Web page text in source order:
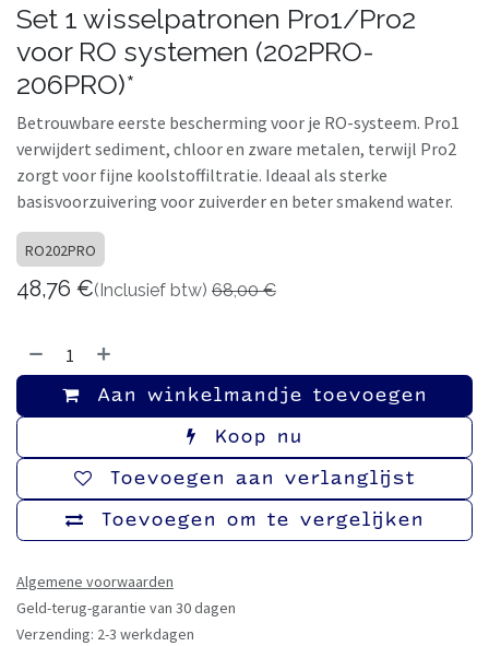
Set 1 wisselpatronen Pro1/Pro2
voor RO systemen (202PRO-
206PRO)*
Betrouwbare eerste bescherming voor je RO-systeem. Pro1
verwijdert sediment, chloor en zware metalen, terwijl Pro2
zorgt voor fijne koolstoffiltratie. Ideaal als sterke
basisvoorzuivering voor zuiverder en beter smakend water.
RO202PRO
48,76 €(Inclusief btw) 68,00€
Aan winkelmandje toevoegen
Koop nu
Toevoegen om te vergelijken
Toevoegen aan verlanglijst
Algemene voorwaarden
Geld-terug-garantie van 30 dagen
Verzending: 2-3 werkdagen